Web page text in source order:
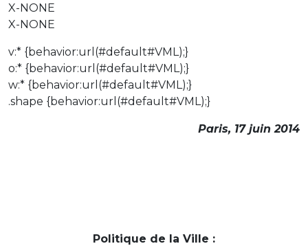
X-NONE
X-NONE
v:* {behavior:url(#default#VML);}
o:* {behavior:url(#default#VML);}
w:* {behavior:url(#default#VML);}
.shape {behavior:url(#default#VML);}
Paris, 17 juin 2014
Politique de la Ville :